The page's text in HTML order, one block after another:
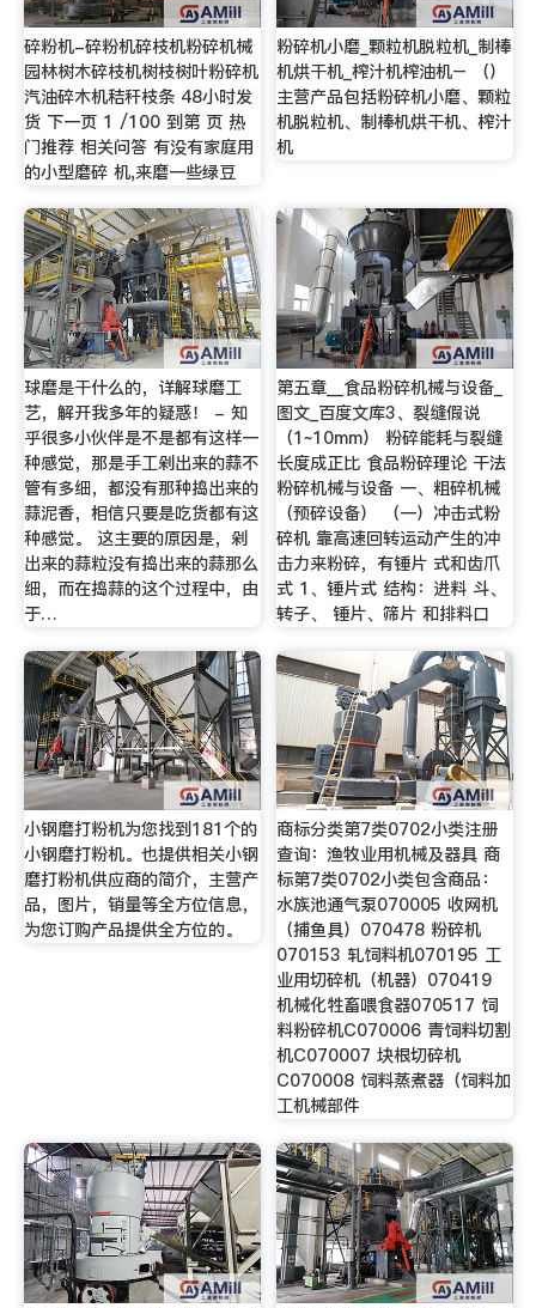
碎粉机-碎粉机碎枝机粉碎机械
园林树木碎枝机树枝树叶粉碎机
汽油碎木机秸秆枝条 48小时发
货 下一页 1 /100 到第 页 热
门推荐 相关问答 有没有家庭用
的小型磨碎 机,来磨一些绿豆
粉碎机小磨_颗粒机脱粒机_制棒
机烘干机_榨汁机榨油机– （）
主营产品包括粉碎机小磨、颗粒
机脱粒机、制棒机烘干机、榨汁
机
球磨是干什么的，详解球磨工
艺，解开我多年的疑惑！ - 知
乎很多小伙伴是不是都有这样一
种感觉，那是手工剁出来的蒜不
管有多细，都没有那种捣出来的
蒜泥香，相信只要是吃货都有这
种感觉。 这主要的原因是，剁
出来的蒜粒没有捣出来的蒜那么
细，而在捣蒜的这个过程中，由
于…
第五章__食品粉碎机械与设备_
图文_百度文库3、裂缝假说
（1~10mm） 粉碎能耗与裂缝
长度成正比 食品粉碎理论 干法
粉碎机械与设备 一、粗碎机械
（预碎设备） （一）冲击式粉
碎机 靠高速回转运动产生的冲
击力来粉碎，有锤片 式和齿爪
式 1、锤片式 结构：进料 斗、
转子、 锤片、筛片 和排料口
小钢磨打粉机为您找到181个的
小钢磨打粉机。也提供相关小钢
磨打粉机供应商的简介，主营产
品，图片，销量等全方位信息，
为您订购产品提供全方位的。
商标分类第7类0702小类注册
查询：渔牧业用机械及器具 商
标第7类0702小类包含商品：
水族池通气泵070005 收网机
（捕鱼具）070478 粉碎机
070153 轧饲料机070195 工
业用切碎机（机器）070419
机械化牲畜喂食器070517 饲
料粉碎机C070006 青饲料切割
机C070007 块根切碎机
C070008 饲料蒸煮器（饲料加
工机械部件